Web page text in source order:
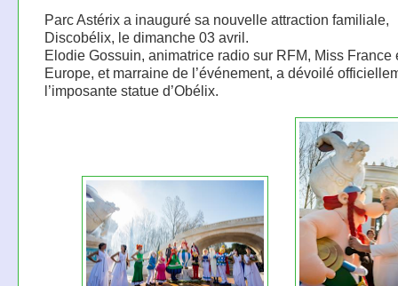
Parc Astérix a inauguré sa nouvelle attraction familiale,
Discobélix, le dimanche 03 avril.
Elodie Gossuin, animatrice radio sur RFM, Miss France
Europe, et marraine de l’événement, a dévoilé
l’imposante statue d’Obélix.